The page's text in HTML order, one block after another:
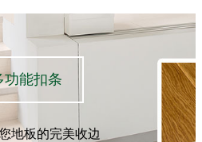
功能扣条
地板的完美收边